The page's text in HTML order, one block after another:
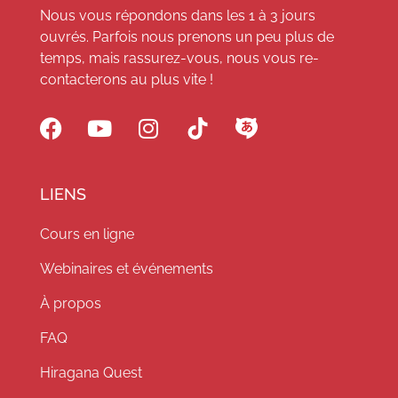
Nous vous répondons dans les 1 à 3 jours
ouvrés. Parfois nous prenons un peu plus de
temps, mais rassurez-vous, nous vous re-
contacterons au plus vite !
LIENS
Cours en ligne
Webinaires et événements
À propos
FAQ
Hiragana Quest